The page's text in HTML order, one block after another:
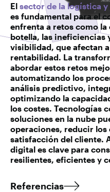
El sector de la logística
es fundamental para el
enfrenta a retos como
botella, las ineficiencias
visibilidad, que afectan
rentabilidad. La
abordar estos retos
automatizando los
análisis predictivo,
optimizando la
los costes. Tecnologías
soluciones en la nube
operaciones, reducir los
satisfacción del cliente.
digital es clave para
resilientes, eficientes y
Referencias